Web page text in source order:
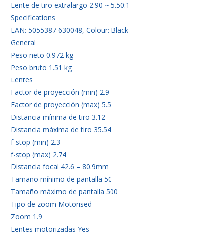
Lente de tiro extralargo 2.90 ~ 5.50:1
Specifications
EAN: 5055387 630048, Colour: Black
General
Peso neto 0.972 kg
Peso bruto 1.51 kg
Lentes
Factor de proyección (min) 2.9
Factor de proyección (max) 5.5
Distancia mínima de tiro 3.12
Distancia máxima de tiro 35.54
f-stop (min) 2.3
f-stop (max) 2.74
Distancia focal 42.6 – 80.9mm
Tamaño mínimo de pantalla 50
Tamaño máximo de pantalla 500
Tipo de zoom Motorised
Zoom 1.9
Lentes motorizadas Yes